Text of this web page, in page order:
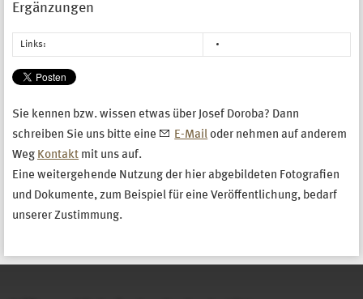
Ergänzungen
Links:
Sie kennen bzw. wissen etwas über Josef Doroba? Dann
schreiben Sie uns bitte eine
E-Mail oder nehmen auf anderem
Weg Kontakt mit uns auf.
Eine weitergehende Nutzung der hier abgebildeten Fotografien
und Dokumente, zum Beispiel für eine Veröffentlichung, bedarf
unserer Zustimmung.